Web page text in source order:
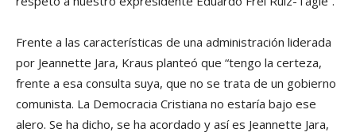
Frente a las características de una administración liderada
por Jeannette Jara, Kraus planteó que “tengo la certeza,
frente a esa consulta suya, que no se trata de un gobierno
comunista. La Democracia Cristiana no estaría bajo ese
alero. Se ha dicho, se ha acordado y así es Jeannette Jara,